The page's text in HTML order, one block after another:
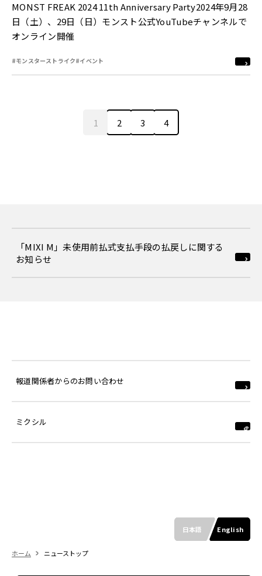
MONST FREAK 2024 11th Anniversary Party2024年9月28
日（土）、29日（日）モンスト公式YouTubeチャンネルで
オンライン開催
#モンスターストライク#イベント
1 2 3 4
「MIXI M」未使用前払式支払手段の払戻しに関する
お知らせ
報道関係者からのお問い合わせ
ミクシル
日本語 English
ホーム ニューストップ